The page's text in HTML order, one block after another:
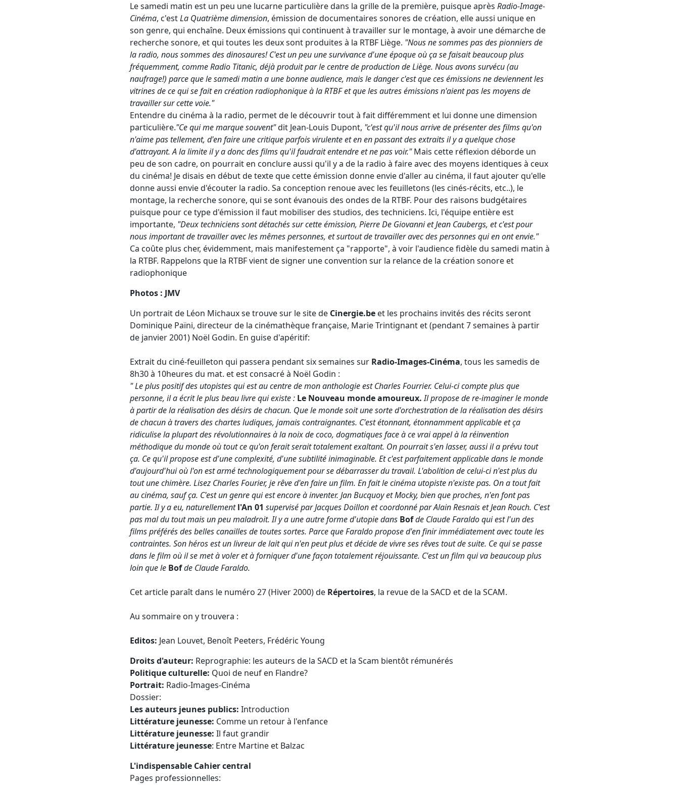
Le samedi matin est un peu une lucarne particulière dans la grille de la première, puisque après Radio-Image-
Cinéma, c'estLa Quatrième dimension, émission de documentaires sonores de création, elle aussi unique en
son genre, qui enchaîne. Deux émissions qui continuent à travailler sur le montage, à avoir une démarche de
recherche sonore, et qui toutes les deux sont produites à la RTBF Liège. "Nous ne sommes pas des pionniers de
la radio, nous sommes des dinosaures! C'est un peu une survivance d'une époque où ça se faisait beaucoup plus
fréquemment, comme Radio Titanic, déjà produit par le centre de production de Liège. Nous avons survécu (au
naufrage!) parce que le samedi matin a une bonne audience, mais le danger c'est que ces émissions ne deviennent les
vitrines de ce qui se fait en création radiophonique à la RTBF et que les autres émissions n'aient pas les moyens de
travailler sur cette voie."
Entendre du cinéma à la radio, permet de le découvrir tout à fait différemment et lui donne une dimension
particulière."Ce qui me marque souvent"dit Jean-Louis Dupont, "c'est qu'il nous arrive de présenter des films qu'on
n'aime pas tellement, d'en faire une critique parfois virulente et en en passant des extraits il y a quelque chose
d'attrayant. A la limite il y a donc des films qu'il faudrait entendre et ne pas voir."Mais cette réflexion déborde un
peu de son cadre, on pourrait en conclure aussi qu'il y a de la radio à faire avec des moyens identiques à ceux
du cinéma! Je disais en début de texte que cette émission donne envie d'aller au cinéma, il faut ajouter qu'elle
donne aussi envie d'écouter la radio. Sa conception renoue avec les feuilletons (les cinés-récits, etc..), le
montage, la recherche sonore, qui se sont évanouis des ondes de la RTBF. Pour des raisons budgétaires
puisque pour ce type d'émission il faut mobiliser des studios, des techniciens. Ici, l'équipe entière est
importante, "Deux techniciens sont détachés sur cette émission, Pierre De Giovanni et Jean Caubergs, et c'est pour
nous important de travailler avec les mêmes personnes, et surtout de travailler avec des personnes qui en ont envie."
Ca coûte plus cher, évidemment, mais manifestement ça "rapporte", à voir l'audience fidèle du samedi matin à
la RTBF. Rappelons que la RTBF vient de signer une convention sur la relance de la création sonore et
radiophonique
Photos : JMV
Un portrait de Léon Michaux se trouve sur le site de Cinergie.beet les prochains invités des récits seront
Dominique Païni, directeur de la cinémathèque française, Marie Trintignant et (pendant 7 semaines à partir
de janvier 2001) Noël Godin. En guise d'apéritif:
Extrait du ciné-feuilleton qui passera pendant six semaines sur Radio-Images-Cinéma, tous les samedis de
8h30 à 10heures du mat. et est consacré à Noël Godin :
" Le plus positif des utopistes qui est au centre de mon anthologie est Charles Fourrier. Celui-ci compte plus que
personne, il a écrit le plus beau livre qui existe : Le Nouveau monde amoureux.Il propose de re-imaginer le monde
à partir de la réalisation des désirs de chacun. Que le monde soit une sorte d'orchestration de la réalisation des désirs
de chacun à travers des chartes ludiques, jamais contraignantes. C'est étonnant, étonnamment applicable et ça
ridiculise la plupart des révolutionnaires à la noix de coco, dogmatiques face à ce vrai appel à la réinvention
méthodique du monde où tout ce qu'on ferait serait totalement exaltant. On pourrait s'en lasser, aussi il a prévu tout
ça. Ce qu'il propose est d'une complexité, d'une subtilité inimaginable. Et c'est parfaitement applicable dans le monde
d'aujourd'hui où l'on est armé technologiquement pour se débarrasser du travail. L'abolition de celui-ci n'est plus du
tout une chimère. Lisez Charles Fourier, je rêve d'en faire un film. En fait le cinéma utopiste n'existe pas. On a tout fait
au cinéma, sauf ça. C'est un genre qui est encore à inventer. Jan Bucquoy et Mocky, bien que proches, n'en font pas
partie. Il y a eu, naturellementl'An 01 supervisé par Jacques Doillon et coordonné par Alain Resnais et Jean Rouch. C'est
pas mal du tout mais un peu maladroit. Il y a une autre forme d'utopie dans Bofde Claude Faraldo qui est l'un des
films préférés des belles canailles de toutes sortes. Parce que Faraldo propose d'en finir immédiatement avec toute les
contraintes. Son héros est un livreur de lait qui n'en peut plus et décide de vivre ses rêves tout de suite. Ce qui se passe
dans le film où il se met à voler et à forniquer d'une façon totalement réjouissante. C'est un film qui va beaucoup plus
loin que le Bofde Claude Faraldo.
Cet article paraît dans le numéro 27 (Hiver 2000) de Répertoires, la revue de la SACD et de la SCAM.
Au sommaire on y trouvera :
Editos: Jean Louvet, Benoît Peeters, Frédéric Young
Droits d'auteur: Reprographie: les auteurs de la SACD et la Scam bientôt rémunérés
Politique culturelle: Quoi de neuf en Flandre?
Portrait: Radio-Images-Cinéma
Dossier:
Les auteurs jeunes publics: Introduction
Littérature jeunesse: Comme un retour à l'enfance
Littérature jeunesse: Il faut grandir
Littérature jeunesse: Entre Martine et Balzac
L'indispensable Cahier central
Pages professionnelles: